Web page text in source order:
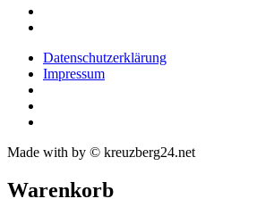
Datenschutzerklärung
Impressum
Made with by © kreuzberg24.net
Warenkorb